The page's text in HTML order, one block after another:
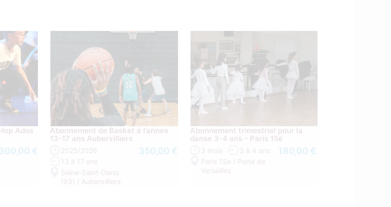
Ados
300,00 €
Abonnement de Basket à l’année
13-17 ans Aubervilliers
2025/2026
13 à 17 ans
Seine-Saint-Denis
(93) / Aubervilliers
350,00 €
Abonnement trimestriel pour la
danse 3-4 ans - Paris 15è
3 mois
3 à 4 ans
Paris 15e / Porte de
Versailles
180,00 €